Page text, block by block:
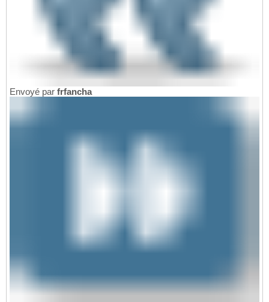
Envoyé par frfancha